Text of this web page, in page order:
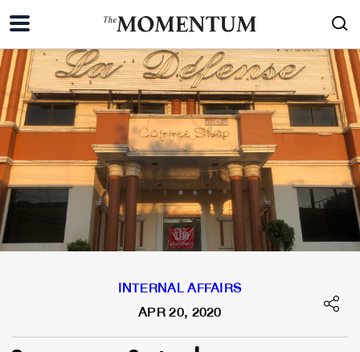
INTERNAL AFFAIRS
APR 20, 2020